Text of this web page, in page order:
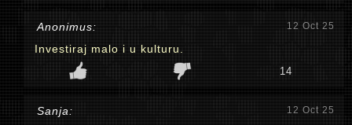
Anonimus: 12 Oct 25
Investiraj malo i u kulturu.
14
Sanja: 12 Oct 25